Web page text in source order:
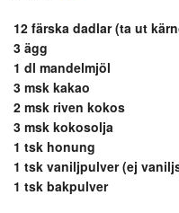
12 färska dadlar (ta ut
3 ägg
1 dl mandelmjöl
3 msk kakao
2 msk riven kokos
3 msk kokosolja
1 tsk honung
1 tsk vaniljpulver (ej
1 tsk bakpulver